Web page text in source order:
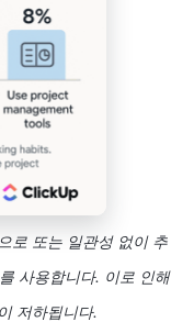
로 또는 일관성 없이 추
사용합니다. 이로 인해
저하됩니다.